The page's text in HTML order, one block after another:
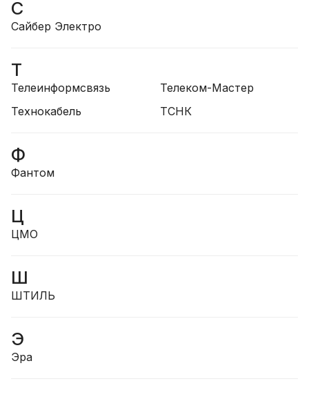
С
Сайбер Электро
Т
Телеинформсвязь
Телеком-Мастер
Технокабель
ТСНК
Ф
Фантом
Ц
ЦМО
Ш
ШТИЛЬ
Э
Эра